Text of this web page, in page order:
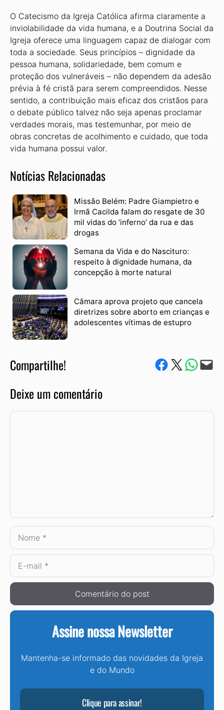
O Catecismo da Igreja Católica afirma claramente a
inviolabilidade da vida humana, e a Doutrina Social da
Igreja oferece uma linguagem capaz de dialogar com
toda a sociedade. Seus princípios – dignidade da
pessoa humana, solidariedade, bem comum e
proteção dos vulneráveis – não dependem da adesão
prévia à fé cristã para serem compreendidos. Nesse
sentido, a contribuição mais eficaz dos cristãos para
o debate público talvez não seja apenas proclamar
verdades morais, mas testemunhar, por meio de
obras concretas de acolhimento e cuidado, que toda
vida humana possui valor.
Notícias Relacionadas
Missão Belém: Padre Giampietro e
Irmã Cacilda falam do resgate de 30
mil vidas do ‘inferno’ da rua e das
drogas
Semana da Vida e do Nascituro:
respeito à dignidade humana, da
concepção à morte natural
Câmara aprova projeto que cancela
diretrizes sobre aborto em crianças e
adolescentes vítimas de estupro
Compartilhe! Compartilhe no Facebook
Compartilhe no Twitter
Compartile via
Envie via e-mail
Deixe um comentário
Comentário
Nome
E-
mail
Assine nossa Newsletter
Mantenha-se informado das novidades da Igreja
e do Mundo
Clique para assinar!